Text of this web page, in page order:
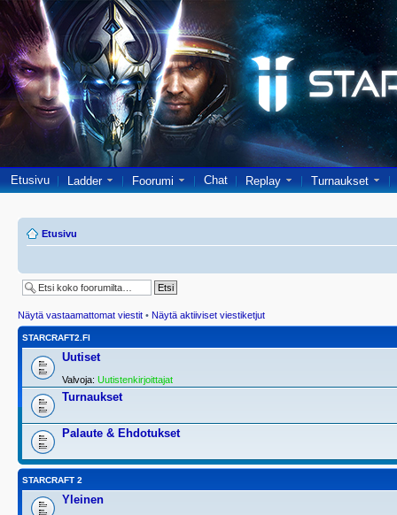
Etusivu Ladder Foorumi Chat Replay Turnaukset
Etusivu
Näytä vastaamattomat viestit • Näytä aktiiviset viestiketjut
STARCRAFT2.FI
Uutiset
Valvoja: Uutistenkirjoittajat
Turnaukset
Palaute & Ehdotukset
STARCRAFT 2
Yleinen